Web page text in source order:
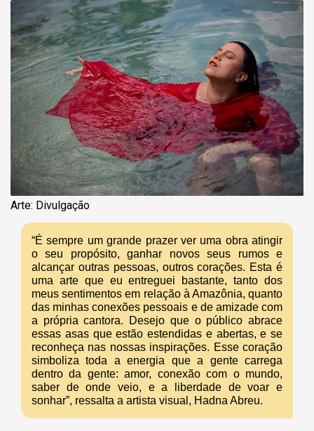
Arte: Divulgação
“É sempre um grande prazer ver uma obra atingir
o seu propósito, ganhar novos seus rumos e
alcançar outras pessoas, outros corações. Esta é
uma arte que eu entreguei bastante, tanto dos
meus sentimentos em relação à Amazônia, quanto
das minhas conexões pessoais e de amizade com
a própria cantora. Desejo que o público abrace
essas asas que estão estendidas e abertas, e se
reconheça nas nossas inspirações. Esse coração
simboliza toda a energia que a gente carrega
dentro da gente: amor, conexão com o mundo,
saber de onde veio, e a liberdade de voar e
sonhar”, ressalta a artista visual, Hadna Abreu.